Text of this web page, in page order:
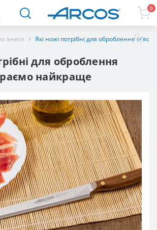
0
знати Які ножі потрібні для оброблення
для оброблення
найкраще